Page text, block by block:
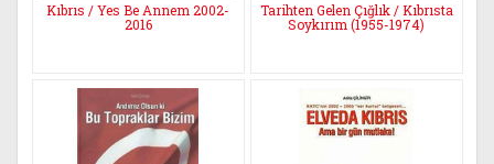
Kıbrıs / Yes Be Annem 2002-
2016
Tarihten Gelen Çığlık / Kıbrısta
Soykırım (1955-1974)